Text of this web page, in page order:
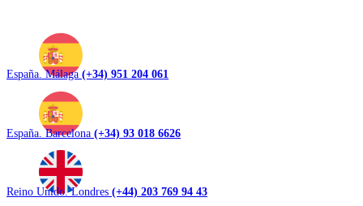
España. Málaga (+34) 951 204 061
España. Barcelona (+34) 93 018 6626
Reino Unido. Londres (+44) 203 769 94 43